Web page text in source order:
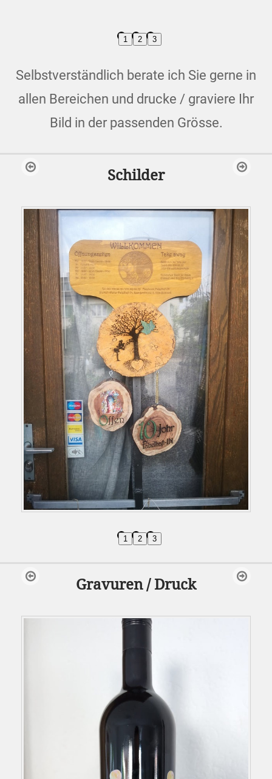
1 2 3
Selbstverständlich berate ich Sie gerne in
allen Bereichen und drucke / graviere Ihr
Bild in der passenden Grösse.
Schilder
1 2 3
Gravuren / Druck